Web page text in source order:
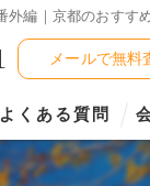
外編｜京都のおすす
メールで無料
よくある質問